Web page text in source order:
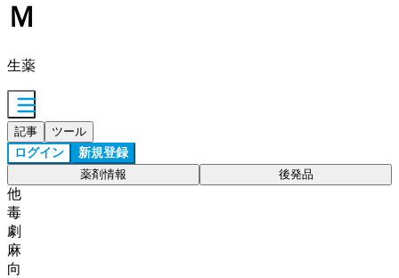
Ｍ
生薬
記事 ツール
ログイン 新規登録
薬剤情報 後発品
他
毒
劇
麻
向